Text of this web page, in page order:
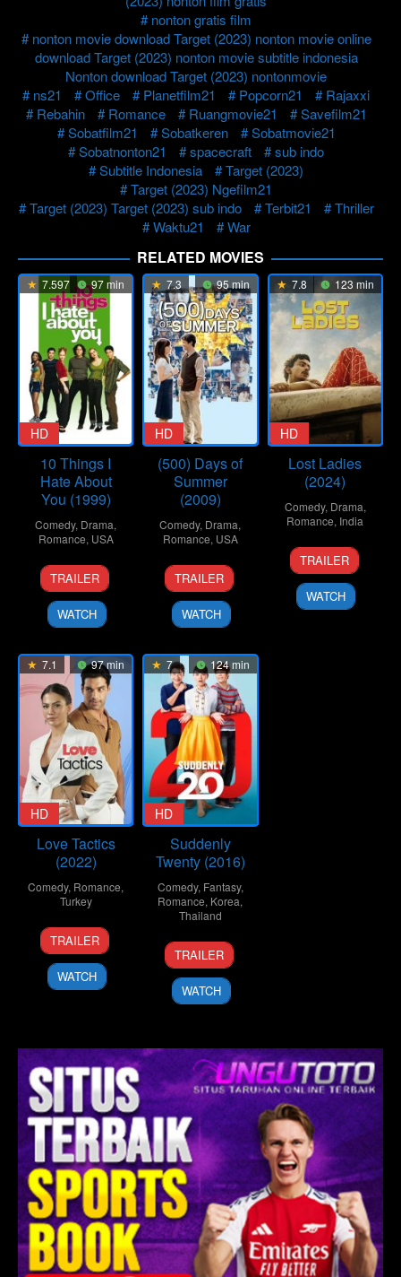
nonton gratis film
nonton movie download Target (2023) nonton movie online
download Target (2023) nonton movie subtitle indonesia
Nonton download Target (2023) nontonmovie
ns21
Office Planetfilm21 Popcorn21
Rajaxxi
Rebahin
Romance Ruangmovie21
Savefilm21
Sobatfilm21
Sobatkeren
Sobatmovie21
Sobatnonton21
spacecraft
sub indo
Subtitle Indonesia
Target (2023)
Target (2023) Ngefilm21
Target (2023) Target (2023) sub indo
Terbit21
Thriller
Waktu21
War
RELATED MOVIES
7.597 97 min
HD
10 Things I
Hate About
You (1999)
Comedy, Drama,
Romance, USA
30
Mar
1999
Gil
Junger
TRAILER
WATCH
7.3 95 min
HD
(500) Days of
Summer
(2009)
Comedy, Drama,
Romance, USA
17
Jul
2009
Marc
Webb
TRAILER
WATCH
7.8 123 min
HD
Lost Ladies
(2024)
Comedy, Drama,
Romance, India
1
Mar
2024
Kiran
Rao
TRAILER
WATCH
7.1 97 min
HD
Love Tactics
(2022)
Comedy, Romance,
Turkey
11
Feb
2022
Emre
Kabakuşak
TRAILER
WATCH
7 124 min
HD
Suddenly
Twenty (2016)
Comedy, Fantasy,
Romance, Korea,
Thailand
24
Nov
2016
Supat
Rangsipat
TRAILER
WATCH